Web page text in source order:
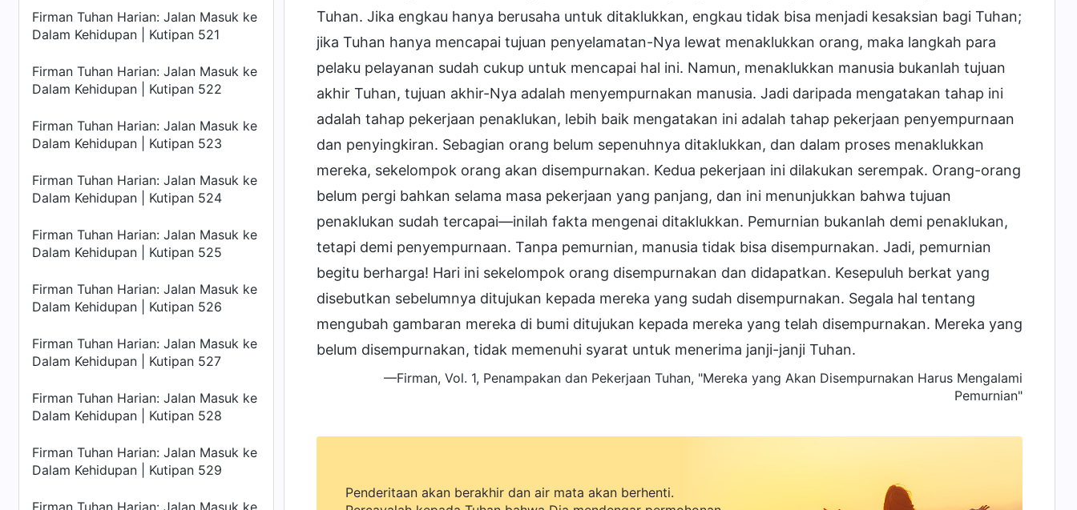
Firman Tuhan Harian: Jalan Masuk ke
Dalam Kehidupan | Kutipan 521
Firman Tuhan Harian: Jalan Masuk ke
Dalam Kehidupan | Kutipan 522
Firman Tuhan Harian: Jalan Masuk ke
Dalam Kehidupan | Kutipan 523
Firman Tuhan Harian: Jalan Masuk ke
Dalam Kehidupan | Kutipan 524
Firman Tuhan Harian: Jalan Masuk ke
Dalam Kehidupan | Kutipan 525
Firman Tuhan Harian: Jalan Masuk ke
Dalam Kehidupan | Kutipan 526
Firman Tuhan Harian: Jalan Masuk ke
Dalam Kehidupan | Kutipan 527
Firman Tuhan Harian: Jalan Masuk ke
Dalam Kehidupan | Kutipan 528
Firman Tuhan Harian: Jalan Masuk ke
Dalam Kehidupan | Kutipan 529
Firman Tuhan Harian: Jalan Masuk ke
Tuhan. Jika engkau hanya berusaha untuk ditaklukkan, engkau tidak bisa menjadi kesaksian bagi Tuhan;
jika Tuhan hanya mencapai tujuan penyelamatan-Nya lewat menaklukkan orang, maka langkah para
pelaku pelayanan sudah cukup untuk mencapai hal ini. Namun, menaklukkan manusia bukanlah tujuan
akhir Tuhan, tujuan akhir-Nya adalah menyempurnakan manusia. Jadi daripada mengatakan tahap ini
adalah tahap pekerjaan penaklukan, lebih baik mengatakan ini adalah tahap pekerjaan penyempurnaan
dan penyingkiran. Sebagian orang belum sepenuhnya ditaklukkan, dan dalam proses menaklukkan
mereka, sekelompok orang akan disempurnakan. Kedua pekerjaan ini dilakukan serempak. Orang-orang
belum pergi bahkan selama masa pekerjaan yang panjang, dan ini menunjukkan bahwa tujuan
penaklukan sudah tercapai—inilah fakta mengenai ditaklukkan. Pemurnian bukanlah demi penaklukan,
tetapi demi penyempurnaan. Tanpa pemurnian, manusia tidak bisa disempurnakan. Jadi, pemurnian
begitu berharga! Hari ini sekelompok orang disempurnakan dan didapatkan. Kesepuluh berkat yang
disebutkan sebelumnya ditujukan kepada mereka yang sudah disempurnakan. Segala hal tentang
mengubah gambaran mereka di bumi ditujukan kepada mereka yang telah disempurnakan. Mereka yang
belum disempurnakan, tidak memenuhi syarat untuk menerima janji-janji Tuhan.
—Firman, Vol. 1, Penampakan dan Pekerjaan Tuhan, "Mereka yang Akan Disempurnakan Harus Mengalami
Pemurnian"
Penderitaan akan berakhir dan air mata akan berhenti.